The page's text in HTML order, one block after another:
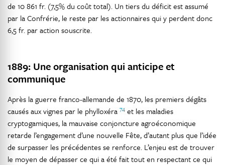
de 10 861 fr. (7,5% du coût total). Un tiers du déficit est assumé
par la Confrérie, le reste par les actionnaires qui y perdent donc
6,5 fr. par action souscrite.
1889: Une organisation qui anticipe et
communique
Après la guerre franco-allemande de 1870, les premiers dégâts
causés aux vignes par le phylloxéra 74 et les maladies
cryptogamiques, la mauvaise conjoncture agroéconomique
retarde l’engagement d’une nouvelle Fête, d’autant plus que l’idée
de surpasser les précédentes se renforce. L’enjeu est de trouver
le moyen de dépasser ce qui a été fait tout en respectant ce qui